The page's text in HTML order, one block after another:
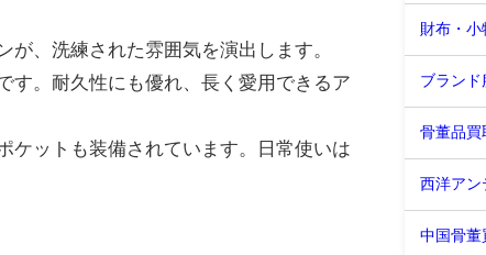
、洗練された雰囲気を演出します。
す。耐久性にも優れ、長く愛用できるア
ケットも装備されています。日常使いは
財布・小
ブランド
骨董品買
西洋アン
中国骨董